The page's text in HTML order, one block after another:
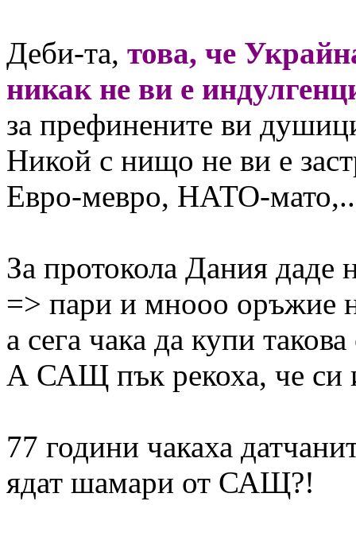
Деби-та, това, че
никак не ви е
за префинените ви
Никой с нищо не ви е
Евро-мевро, НАТО-
За протокола Дания даде
=> пари и мнооо оръжие
а сега чака да купи
А САЩ пък рекоха, че си
77 години чакаха
ядат шамари от САЩ?!